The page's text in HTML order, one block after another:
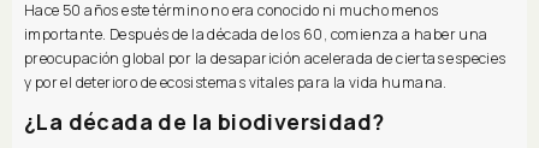
Hace 50 años este término no era conocido ni mucho menos
importante. Después de la década de los 60, comienza a haber una
preocupación global por la desaparición acelerada de ciertas especies
y por el deterioro de ecosistemas vitales para la vida humana.
¿La década de la biodiversidad?